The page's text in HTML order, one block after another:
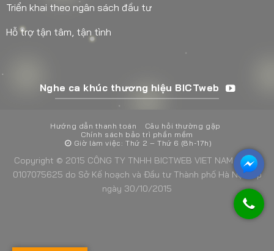
Triển khai theo ngân sách đầu tư
Hỗ trợ tận tâm, tận tình
Nghe ca khúc thương hiệu BICTweb
Hướng dẫn thanh toán
Câu hỏi thường gặp
Chính sách bảo trì phần mềm
Giờ làm việc: Thứ 2 – Thứ 6 (8h-17h)
Copyright © 2015 CÔNG TY TNHH BICTWEB VIET NAM - MST:
0107075625 do Sở Kế hoạch và Đầu tư Thành phố Hà Nội cấp
ngày 30/10/2015